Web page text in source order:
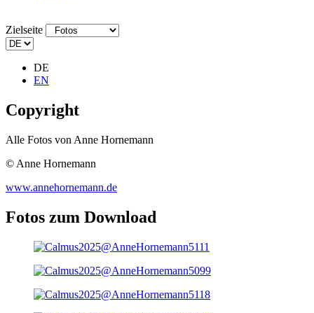
Zielseite
DE
EN
Copyright
Alle Fotos von Anne Hornemann
© Anne Hornemann
www.annehornemann.de
Fotos zum Download